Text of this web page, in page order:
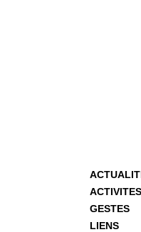
ACTIVITES
GESTES
LIENS